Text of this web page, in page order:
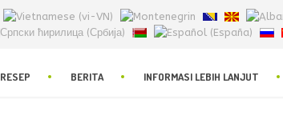
RESEP BERITA INFORMASI LEBIH LANJUT